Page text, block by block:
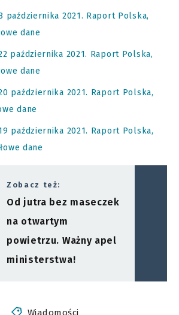
października 2021. Raport Polska,
dane
października 2021. Raport Polska,
dane
października 2021. Raport Polska,
dane
października 2021. Raport Polska,
dane
Zobacz też:
Od jutra bez maseczek
na otwartym
powietrzu. Ważny apel
ministerstwa!
Wiadomości